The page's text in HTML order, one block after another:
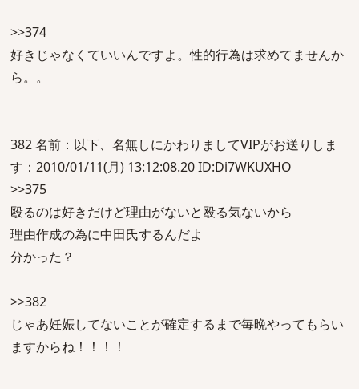
>>374
好きじゃなくていいんですよ。性的行為は求めてませんか
ら。。
382 名前：以下、名無しにかわりましてVIPがお送りしま
す：2010/01/11(月) 13:12:08.20 ID:Di7WKUXHO
>>375
殴るのは好きだけど理由がないと殴る気ないから
理由作成の為に中田氏するんだよ
分かった？
>>382
じゃあ妊娠してないことが確定するまで毎晩やってもらい
ますからね！！！！